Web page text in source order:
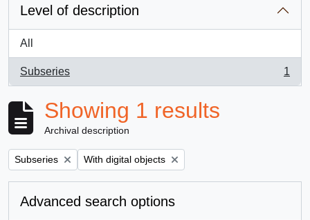
Level of description
All
Subseries
, 1 results
1
Showing 1 results
Archival description
Remove filter:
Subseries Remove filter:
With digital objects
Advanced search options